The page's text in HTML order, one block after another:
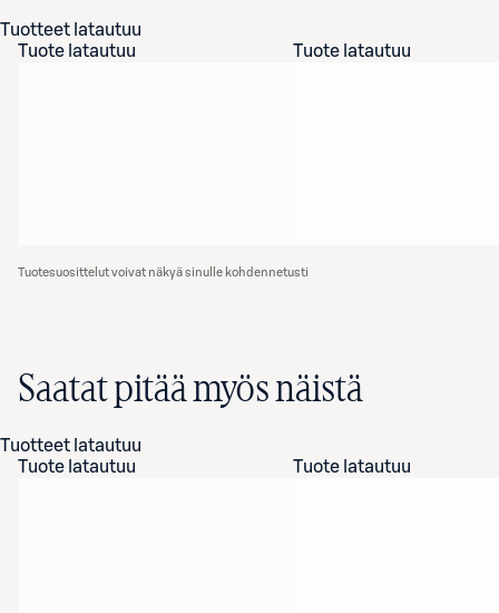
Tuotteet latautuu
Tuote latautuu
Tuote latautuu
Tuotesuosittelut voivat näkyä sinulle kohdennetusti
Saatat pitää myös näistä
Tuotteet latautuu
Tuote latautuu
Tuote latautuu